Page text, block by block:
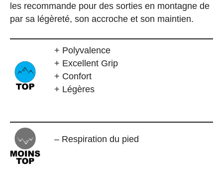
les recommande pour des sorties en montagne de
par sa légèreté, son accroche et son maintien.
+ Polyvalence
+ Excellent Grip
+ Confort
+ Légères
– Respiration du pied